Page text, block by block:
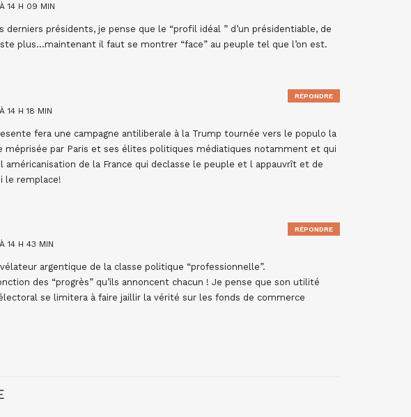
14 H 09 MIN
derniers présidents, je pense que le “profil idéal ” d’un présidentiable, de
plus…maintenant il faut se montrer “face” au peuple tel que l’on est.
14 H 18 MIN
fera une campagne antiliberale à la Trump tournée vers le populo la
méprisée par Paris et ses élites politiques médiatiques notamment et qui
américanisation de la France qui declasse le peuple et l appauvrît et de
le remplace!
RÉPONDRE
14 H 43 MIN
argentique de la classe politique “professionnelle”.
des “progrès” qu’ils annoncent chacun ! Je pense que son utilité
se limitera à faire jaillir la vérité sur les fonds de commerce
RÉPONDRE